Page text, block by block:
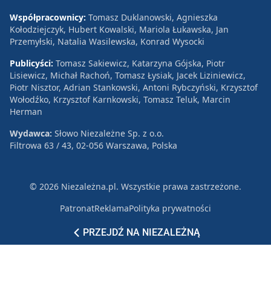
PRZEJDŹ NA NIEZALEŻNĄ
Współpracownicy: Tomasz Duklanowski, Agnieszka
Kołodziejczyk, Hubert Kowalski, Mariola Łukawska, Jan
Przemyłski, Natalia Wasilewska, Konrad Wysocki
Publicyści: Tomasz Sakiewicz, Katarzyna Gójska, Piotr
Lisiewicz, Michał Rachoń, Tomasz Łysiak, Jacek Liziniewicz,
Piotr Nisztor, Adrian Stankowski, Antoni Rybczyński, Krzysztof
Wołodźko, Krzysztof Karnkowski, Tomasz Teluk, Marcin
Herman
Wydawca: Słowo Niezależne Sp. z o.o.
Filtrowa 63 / 43, 02-056 Warszawa, Polska
© 2026 Niezależna.pl. Wszystkie prawa zastrzeżone.
PatronatReklamaPolityka prywatności